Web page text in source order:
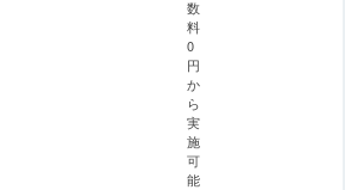
数
料
0
円
か
ら
実
施
可
能